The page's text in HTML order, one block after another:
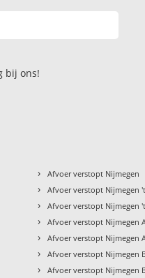
bij ons!
› Afvoer verstopt Nijmegen
› Afvoer verstopt Nijmegen
› Afvoer verstopt Nijmegen
› Afvoer verstopt Nijmegen
› Afvoer verstopt Nijmegen
› Afvoer verstopt Nijmegen
› Afvoer verstopt Nijmegen